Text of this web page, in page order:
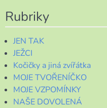
Rubriky
JEN TAK
JEŽCI
Kočičky a jiná zvířátka
MOJE TVOŘENÍČKO
MOJE VZPOMÍNKY
NAŠE DOVOLENÁ